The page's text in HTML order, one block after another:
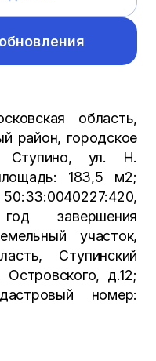
область,
район, городское
Ступино, ул. Н.
183,5 м2;
завершения
участок,
Ступинский
д.12;
номер: